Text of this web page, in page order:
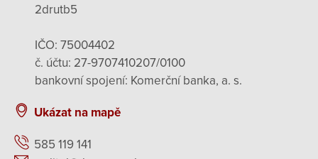
2drutb5
IČO: 75004402
č. účtu: 27-9707410207/0100
bankovní spojení: Komerční banka, a. s.
Ukázat na mapě
585 119 141